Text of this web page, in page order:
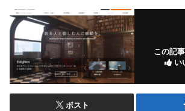
この記
い
ポスト